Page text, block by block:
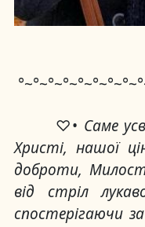
♡• Саме
Христі, нашої
доброти,
від стріл
спостерігаючи